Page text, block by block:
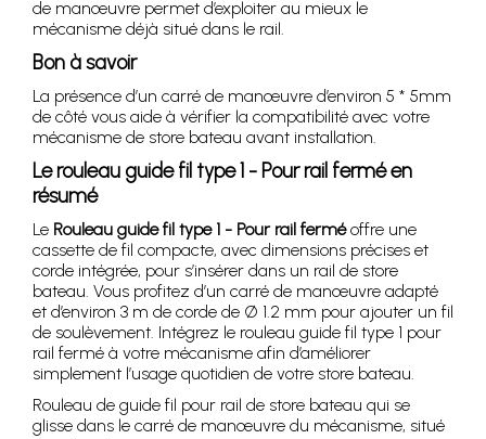
de manœuvre permet d’exploiter au mieux le
mécanisme déjà situé dans le rail.
Bon à savoir
La présence d’un carré de manœuvre d’environ 5 * 5mm
de côté vous aide à vérifier la compatibilité avec votre
mécanisme de store bateau avant installation.
Le rouleau guide fil type 1 - Pour rail fermé en
résumé
Le Rouleau guide fil type 1 - Pour rail ferméoffre une
cassette de fil compacte, avec dimensions précises et
corde intégrée, pour s’insérer dans un rail de store
bateau. Vous profitez d’un carré de manœuvre adapté
et d’environ 3 m de corde de Ø 1.2 mm pour ajouter un fil
de soulèvement. Intégrez le rouleau guide fil type 1 pour
rail fermé à votre mécanisme afin d’améliorer
simplement l’usage quotidien de votre store bateau.
Rouleau de guide fil pour rail de store bateau qui se
glisse dans le carré de manœuvre du mécanisme, situé